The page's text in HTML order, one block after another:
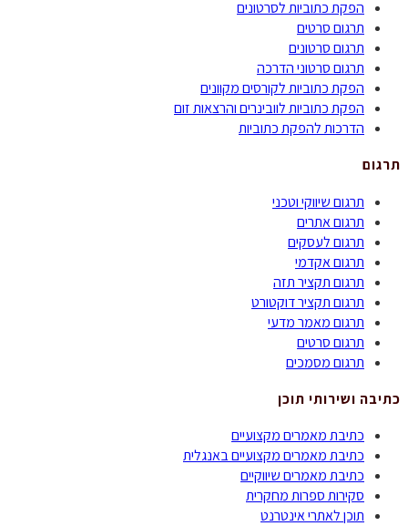
הפקת כתוביות לסרטונים
תרגום סרטים
תרגום סרטונים
תרגום סרטוני הדרכה
הפקת כתוביות לקורסים מקוונים
הפקת כתוביות לוובינרים והרצאות זום
הדרכות להפקת כתוביות
תרגום
תרגום שיווקי וטכני
תרגום אתרים
תרגום לעסקים
תרגום אקדמי
תרגום תקציר תזה
תרגום תקציר דוקטורט
תרגום מאמר מדעי
תרגום סרטים
תרגום מסמכים
כתיבה ושירותי תוכן
כתיבת מאמרים מקצועיים
כתיבת מאמרים מקצועיים באנגלית
כתיבת מאמרים שיווקיים
סקירות ספרות מחקרית
תוכן לאתרי אינטרנט